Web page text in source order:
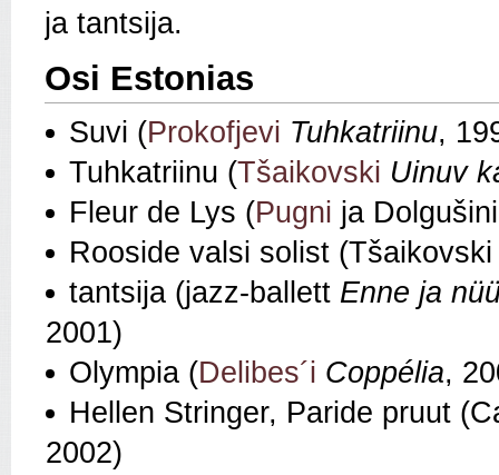
ja tantsija.
Osi Estonias
Suvi (Prokofjevi Tuhkatriinu,
Tuhkatriinu (Tšaikovski Uinuv
Fleur de Lys (Pugni ja
Rooside valsi solist
tantsija (jazz-ballett Enne ja
2001)
Olympia (Delibes´i Coppélia,
Hellen Stringer, Paride pruut
2002)